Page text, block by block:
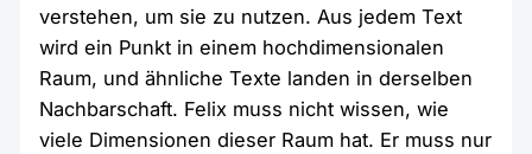
verstehen, um sie zu nutzen. Aus jedem Text
wird ein Punkt in einem hochdimensionalen
Raum, und ähnliche Texte landen in derselben
Nachbarschaft. Felix muss nicht wissen, wie
viele Dimensionen dieser Raum hat. Er muss nur